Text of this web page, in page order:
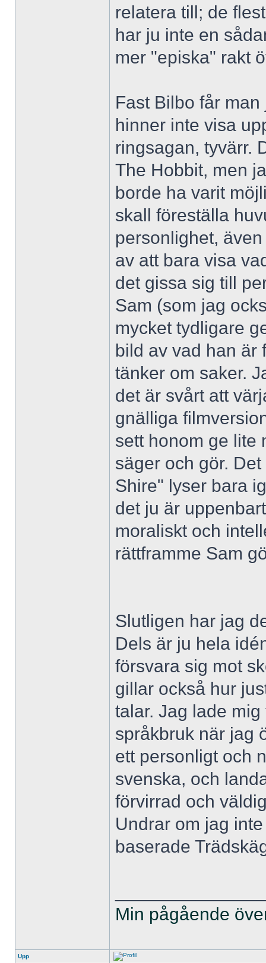
relatera till; de
har ju inte en
mer "episka" rakt
Fast Bilbo får
hinner inte visa
ringsagan, tyvärr.
The Hobbit, men
borde ha varit
skall föreställa
personlighet,
av att bara visa
det gissa sig till
Sam (som jag
mycket tydligare
bild av vad han är
tänker om saker.
det är svårt att
gnälliga
sett honom ge lite
säger och gör.
Shire" lyser bara
det ju är
moraliskt och
rättframme Sam
Slutligen har jag
Dels är ju hela
försvara sig mot
gillar också hur
talar. Jag lade
språkbruk när jag
ett personligt och
svenska, och
förvirrad och
Undrar om jag
baserade
Min pågående
Upp